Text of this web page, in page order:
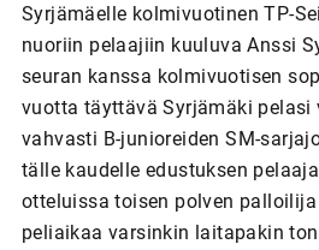
Syrjämäelle kolmivuotinen TP-
nuoriin pelaajiin kuuluva Anssi
seuran kanssa kolmivuotisen
vuotta täyttävä Syrjämäki pelasi
vahvasti B-junioreiden SM-
tälle kaudelle edustuksen
otteluissa toisen polven
peliaikaa varsinkin laitapakin